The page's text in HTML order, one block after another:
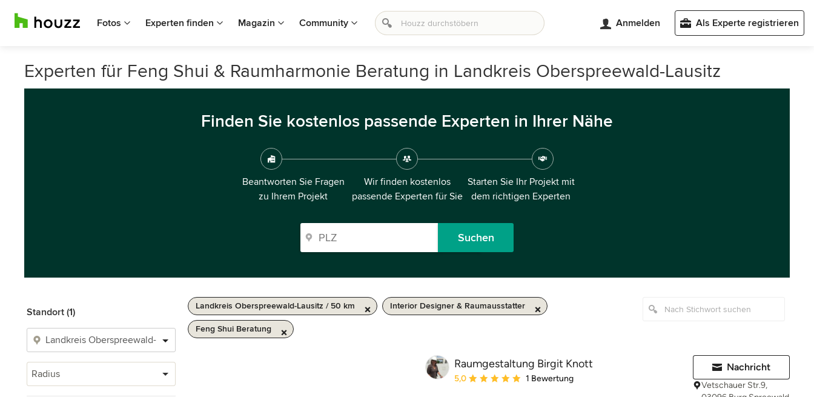
Fotos Experten finden Magazin Community Anmelden Als Experte registrieren
Experten für Feng Shui & Raumharmonie Beratung in Landkreis Oberspreewald-Lausitz
Finden Sie kostenlos passende Experten in Ihrer Nähe
Beantworten Sie Fragen
zu Ihrem Projekt
Wir finden kostenlos
passende Experten für Sie
Starten Sie Ihr Projekt mit
dem richtigen Experten
Suchen
Standort (1)
Radius
Landkreis Oberspreewald-Lausitz / 50 km Interior Designer & Raumausstatter
Feng Shui Beratung
Raumgestaltung Birgit Knott
Durchschnittliche Bewertung: 5 von 5 Sternen
5,0 1 Bewertung
Nachricht
Vetschauer Str.9,